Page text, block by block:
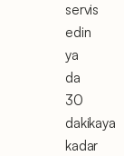
servis
edin
ya
da
30
dakikaya
kadar